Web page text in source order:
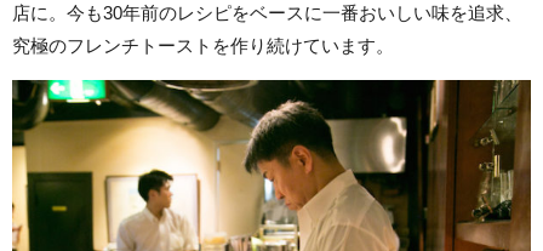
店に。今も30年前のレシピをベースに一番おいしい味を追求、
究極のフレンチトーストを作り続けています。